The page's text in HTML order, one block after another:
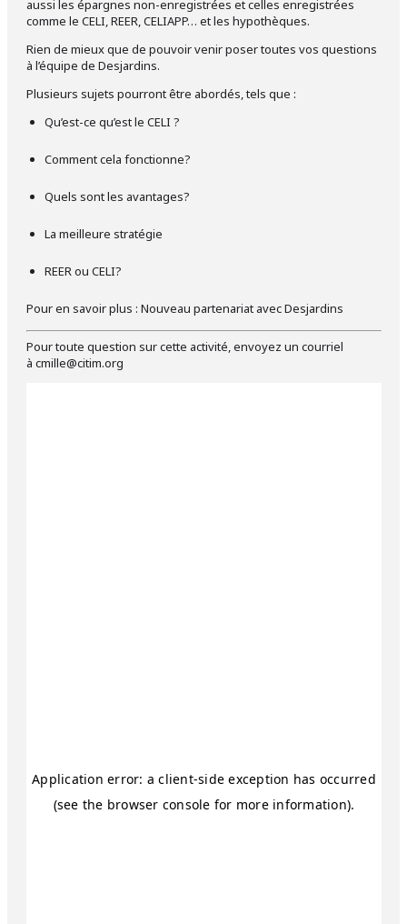
aussi les épargnes non-enregistrées et celles enregistrées
comme le CELI, REER, CELIAPP… et les hypothèques.
Rien de mieux que de pouvoir venir poser toutes vos questions
à l’équipe de Desjardins.
Plusieurs sujets pourront être abordés, tels que :
Qu’est-ce qu’est le CELI ?
Comment cela fonctionne?
Quels sont les avantages?
La meilleure stratégie
REER ou CELI?
Pour en savoir plus : Nouveau partenariat avec Desjardins
Pour toute question sur cette activité, envoyez un courriel
à cmille@citim.org